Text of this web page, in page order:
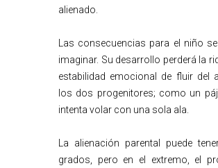
alienado.
Las consecuencias para el niño
imaginar. Su desarrollo perderá la
estabilidad emocional de fluir del
los dos progenitores; como un
intenta volar con una sola ala.
La alienación parental puede
grados, pero en el extremo, el